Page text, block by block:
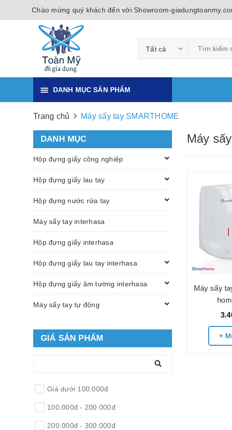
Chào mừng quý khách đến với Showroom-
Tất cả
DANH MỤC SẢN PHẨM
Trang chủ Máy sấy tay SMARTHOME
Máy
Máy sấy
+
DANH MỤC
Hộp đựng giấy công nghiệp
Hộp đựng giấy lau tay
Hộp đựng nước rửa tay
Máy sấy tay interhasa
Hộp đựng giấy interhasa
Hộp đựng giấy lau tay interhasa
Hộp đựng giấy âm tường interhasa
Máy sấy tay tự động
GIÁ SẢN PHẨM
Giá dưới 100.000đ
100.000đ - 200.000đ
200.000đ - 300.000đ